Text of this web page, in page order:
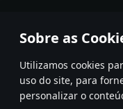
Sobre as
Utilizamos cookies
uso do site, para
personalizar o
A reprodução
© 2011—2026
Termos e